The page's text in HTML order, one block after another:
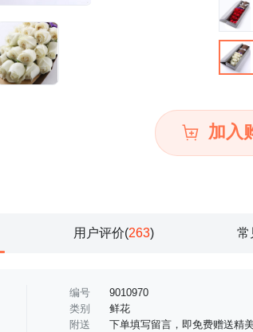
加入
用户评价(263) 常
编号
9010970
类别
鲜花
附送
下单填写留言，即免费赠送精